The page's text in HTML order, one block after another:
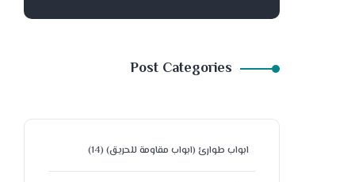
Post Categories
ابواب طوارئ (ابواب مقاومة للحريق) (14)